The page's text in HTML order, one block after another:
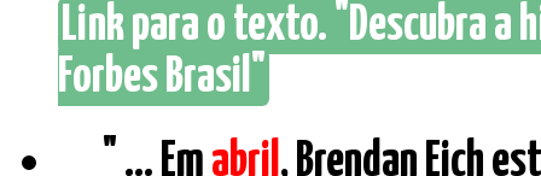
Link para o texto. "Descubra a
Forbes Brasil"
" ... Emabril, Brendan Eich